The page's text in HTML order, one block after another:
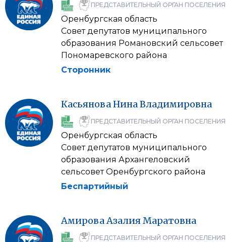
ПРЕДСТАВИТЕЛЬНЫЙ ОРГАН ПОСЕЛЕНИЯ
Оренбургская область
Совет депутатов муниципального
образования Романовский сельсовет
Пономаревского района
Сторонник
КасьяноваНинаВладимировна
ПРЕДСТАВИТЕЛЬНЫЙ ОРГАН ПОСЕЛЕНИЯ
Оренбургская область
Совет депутатов муниципального
образования Архангеловский
сельсовет Оренбургского района
Беспартийный
АмироваАзалияМаратовна
ПРЕДСТАВИТЕЛЬНЫЙ ОРГАН ПОСЕЛЕНИЯ